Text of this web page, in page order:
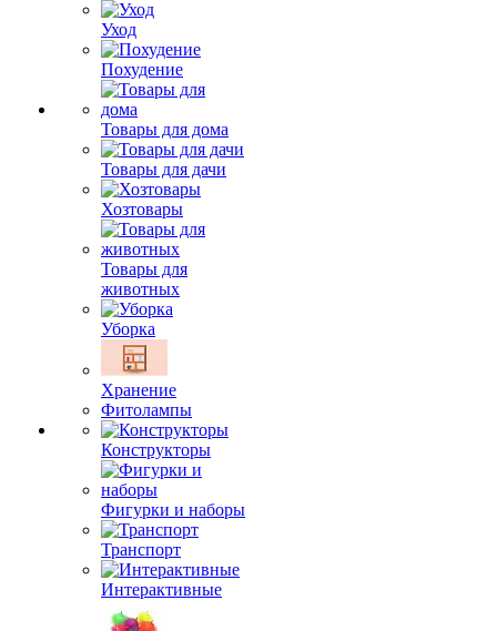
Уход
Похудение
Товары для дома
Товары для дачи
Хозтовары
Товары для
животных
Уборка
Хранение
Фитолампы
Конструкторы
Фигурки и наборы
Транспорт
Интерактивные